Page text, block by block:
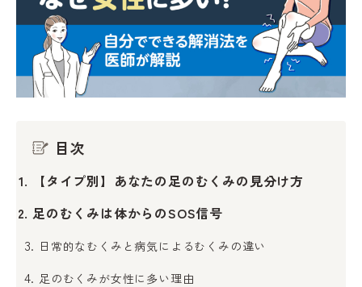
目次
【タイプ別】あなたの足のむくみの見分け方
足のむくみは体からのSOS信号
日常的なむくみと病気によるむくみの違い
足のむくみが女性に多い理由